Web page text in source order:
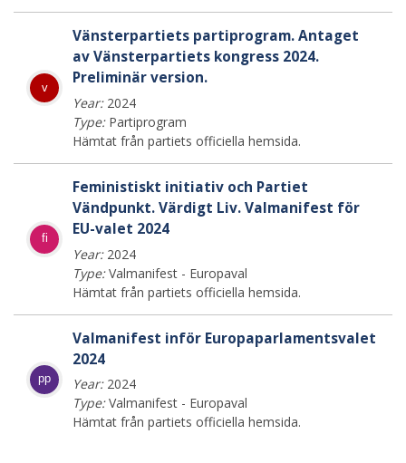
v
Vänsterpartiets partiprogram. Antaget
av Vänsterpartiets kongress 2024.
Preliminär version.
Year:2024
Type:Partiprogram
Hämtat från partiets officiella hemsida.
fi
Feministiskt initiativ och Partiet
Vändpunkt. Värdigt Liv. Valmanifest för
EU-valet 2024
Year:2024
Type:Valmanifest - Europaval
Hämtat från partiets officiella hemsida.
pp
Valmanifest inför Europaparlamentsvalet
2024
Year:2024
Type:Valmanifest - Europaval
Hämtat från partiets officiella hemsida.